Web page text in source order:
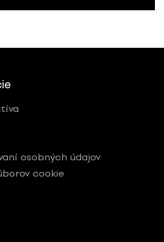
osobných údajov
cookie